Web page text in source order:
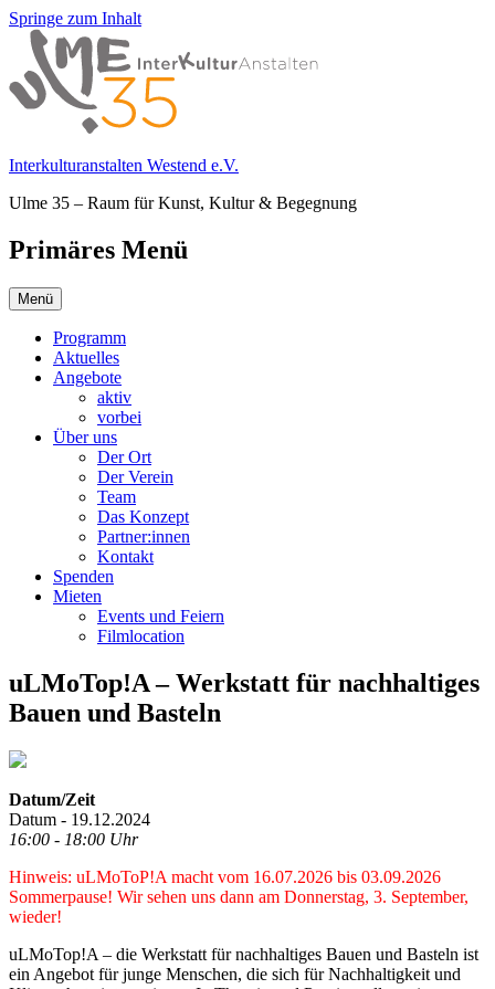
Springe zum Inhalt
Interkulturanstalten Westend e.V.
Ulme 35 – Raum für Kunst, Kultur & Begegnung
Primäres Menü
Menü
Programm
Aktuelles
Angebote
aktiv
vorbei
Über uns
Der Ort
Der Verein
Team
Das Konzept
Partner:innen
Kontakt
Spenden
Mieten
Events und Feiern
Filmlocation
uLMoTop!A – Werkstatt für nachhaltiges
Bauen und Basteln
Datum/Zeit
Datum - 19.12.2024
16:00 - 18:00 Uhr
Hinweis: uLMoToP!A macht vom 16.07.2026 bis 03.09.2026
Sommerpause! Wir sehen uns dann am Donnerstag, 3. September,
wieder!
uLMoTop!A – die Werkstatt für nachhaltiges Bauen und Basteln ist
ein Angebot für junge Menschen, die sich für Nachhaltigkeit und